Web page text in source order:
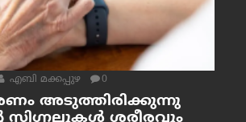
എബി മക്കപ്പുഴ 0
അടുത്തിരിക്കുന്നു